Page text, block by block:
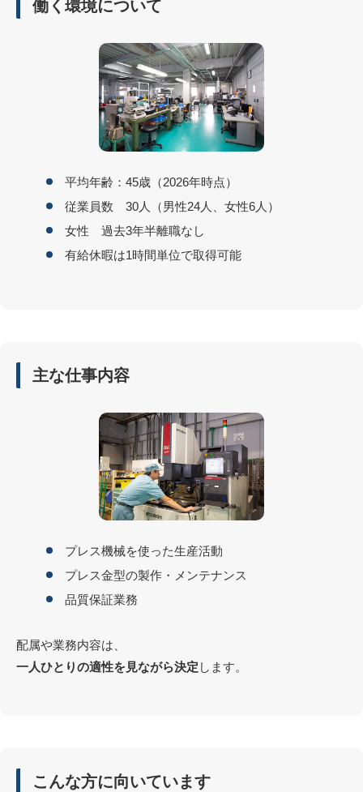
働く環境について
平均年齢：45歳（2026年時点）
従業員数 30人（男性24人、女性6人）
女性 過去3年半離職なし
有給休暇は1時間単位で取得可能
主な仕事内容
プレス機械を使った生産活動
プレス金型の製作・メンテナンス
品質保証業務
配属や業務内容は、
一人ひとりの適性を見ながら決定 します。
こんな方に向いています